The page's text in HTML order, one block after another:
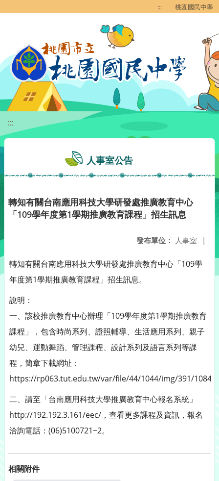
::: 桃園國民中學
:::
人事室公告
轉知有關台南應用科技大學研發處推廣教育中心
「109學年度第1學期推廣教育課程」招生訊息
發布單位： 人事室 |
轉知有關台南應用科技大學研發處推廣教育中心「109學
年度第1學期推廣教育課程」招生訊息。
說明：
一、該校推廣教育中心辦理「109學年度第1學期推廣教育
課程」，包含時尚系列、證照輔導、生活應用系列、親子
幼兒、運動舞蹈、管理課程、設計系列及語言系列等課
程，簡章下載網址：
https://rp063.tut.edu.tw/var/file/44/1044/img/391/
二、請至「台南應用科技大學推廣教育中心報名系統」
http://192.192.3.161/eec/，查看更多課程及資訊，報名
洽詢電話：(06)5100721~2。
相關附件